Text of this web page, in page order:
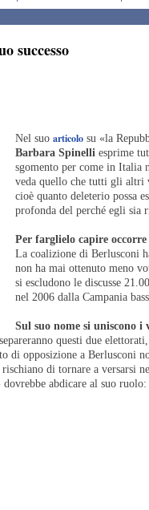
successo
Nel suo articolo su «la
Barbara Spinelli esprime
sgomento per come in Italia
veda quello che tutti gli altri
cioè quanto deleterio possa
profonda del perché egli sia
Per farglielo capire
La coalizione di Berlusconi
non ha mai ottenuto meno
si escludono le discusse
nel 2006 dalla Campania
Sul suo nome si uniscono
questi due
di opposizione a Berlusconi
di tornare a versarsi
abdicare al suo